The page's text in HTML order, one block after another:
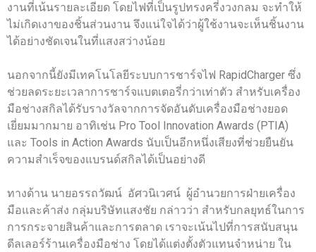
งานที่เน้นรายละเอียด โดยไฟที่เป็นรูปทรงครี่งวงกลม จะทำให้
ไม่เกิดเงาของชิ้นส่วนงาน จึงแน่ใจได้ว่าผู้ใช้งานจะเห็นชิ้นงาน
ได้อย่างชัดเจนในที่แสงสว่างน้อย
นอกจากนี้ยังมีเทคโนโลยีระบบการชาร์จไฟ RapidCharger ซึ่ง
ช่วยลดระยะเวลาการชาร์จแบตเตอรี่กว่าเท่าตัว สำหรับเครื่อง
มือช่างสกิลได้รับรางวัลจากการจัดอันดับเครื่องมือช่างยอด
เยี่ยมมากมาย อาทิเช่น Pro Tool Innovation Awards (PTIA)
และ Tools in Action Awards นับเป็นอีกหนึ่งเสียงที่ช่วยยืนยัน
ความสำเร็จของแบรนด์สกิลได้เป็นอย่างดี
ทางด้าน นายอรรถวัฒน์ อัศวนิเวศน์ ผู้อำนวยการฝ่ายเครื่อง
มือและค้าส่ง กลุ่มบริษัทแสงชัย กล่าวว่า สำหรับกลยุทธ์ในการ
การกระจายสินค้าและการตลาด เราจะเน้นไปที่การสนับสนุน
ดีลเลอร์ร้านเครื่องมือช่าง โดยได้แต่งตั้งตัวแทนจำหน่าย ใน